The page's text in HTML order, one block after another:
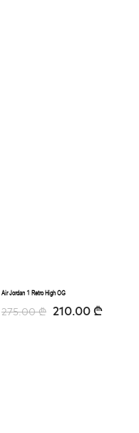
Air Jordan 1 Retro High OG
275.00₾ 210.00 ₾